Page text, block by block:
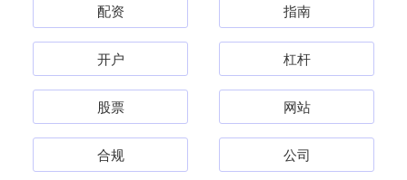
配资 指南
开户 杠杆
股票 网站
合规 公司